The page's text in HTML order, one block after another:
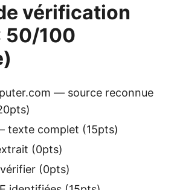
vérification
50/100
— source reconnue
texte complet (15pts)
(0pts)
vérifier (0pts)